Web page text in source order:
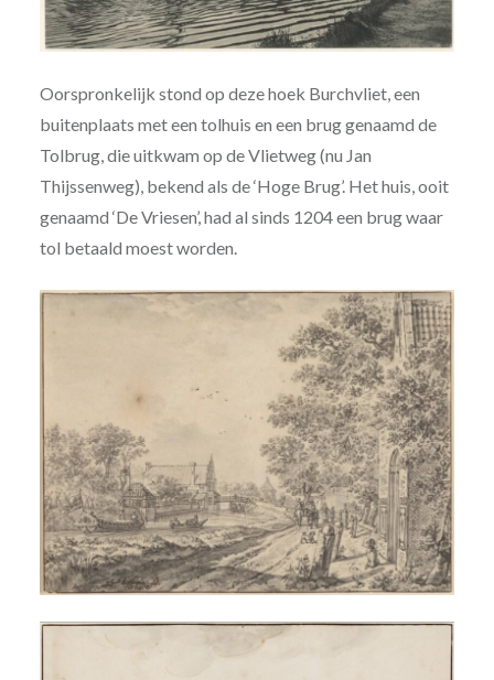
Oorspronkelijk stond op deze hoek Burchvliet, een
buitenplaats met een tolhuis en een brug genaamd de
Tolbrug, die uitkwam op de Vlietweg (nu Jan
Thijssenweg), bekend als de ‘Hoge Brug’. Het huis, ooit
genaamd ‘De Vriesen’, had al sinds 1204 een brug waar
tol betaald moest worden.